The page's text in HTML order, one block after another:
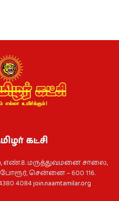
கட்சி
எண்.8. மருத்துவமனை சாலை,
சென்னை – 600 116.
4084join.naamtamilar.org